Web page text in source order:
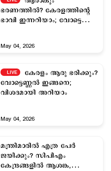
ഭരണത്തില്‍? കേരളത്തിന്‍റെ
ഭാവി ഇന്നറിയാം; വോട്ടെണ്ണല്‍
May 04, 2026
LIVE
വോട്ടെണ്ണല്‍ ഇങ്ങനെ;
വിശദമായി അറിയാം
May 04, 2026
മന്ത്രിമാരില്‍ എത്ര പേര്‍
ജയിക്കും? സിപിഎം
കേന്ദ്രങ്ങളില്‍ ആശങ്ക,